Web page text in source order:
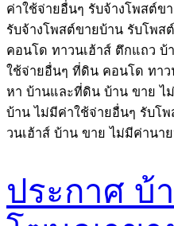
ค่าใช้จ่ายอื่นๆ รับจ้างโพสต์
รับจ้างโพสต์ขายบ้าน รับโพ
คอนโด ทาวนเฮ้าส์ ตึกแถว
ใช้จ่ายอื่นๆ ที่ดิน คอนโด ทา
หา บ้านและที่ดิน บ้าน ขาย ไ
บ้าน ไม่มีค่าใช้จ่ายอื่นๆ รับโ
วนเฮ้าส์ บ้าน ขาย ไม่มีค่าน
ประกาศ บ้